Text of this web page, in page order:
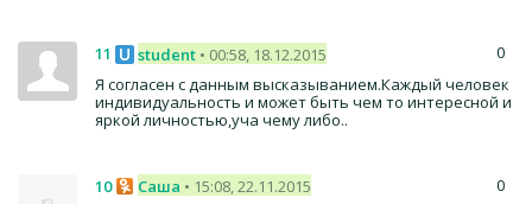
0
11 student • 00:58, 18.12.2015
Я согласен с данным высказыванием.Каждый человек
индивидуальность и может быть чем то интересной и
яркой личностью,уча чему либо..
0
10 Саша • 15:08, 22.11.2015